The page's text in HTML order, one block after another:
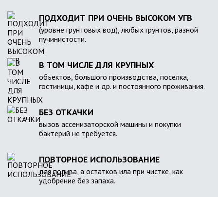
ПОДХОДИТ ПРИ ОЧЕНЬ ВЫСОКОМ УГВ
(уровне грунтовых вод), любых грунтов, разной
пучинистости.
В ТОМ ЧИСЛЕ ДЛЯ КРУПНЫХ
объектов, большого производства, поселка,
гостиницы, кафе и др. и постоянного проживания.
БЕЗ ОТКАЧКИ
вызов ассенизаторской машины и покупки
бактерий не требуется.
ПОВТОРНОЕ ИСПОЛЬЗОВАНИЕ
для полива, а остатков ила при чистке, как
удобрение без запаха.